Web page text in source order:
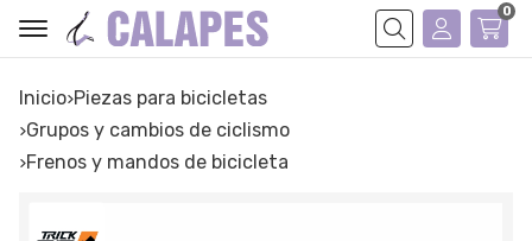
Buscar
0
Inicio
piezas para bicicletas
grupos y cambios de ciclismo
frenos y mandos de bicicleta